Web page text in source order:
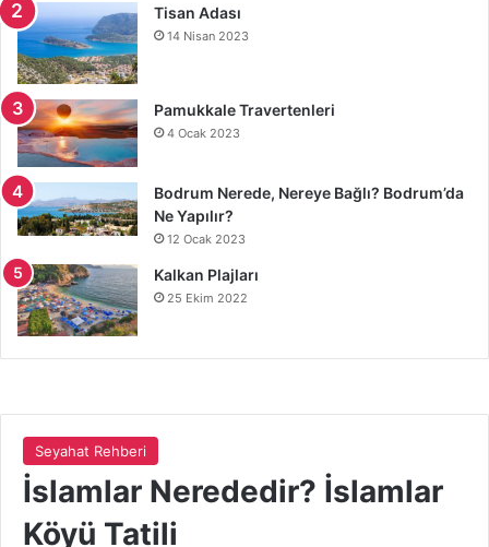
Tisan Adası
14 Nisan 2023
Pamukkale Travertenleri
4 Ocak 2023
Bodrum Nerede, Nereye Bağlı? Bodrum’da
Ne Yapılır?
12 Ocak 2023
Kalkan Plajları
25 Ekim 2022